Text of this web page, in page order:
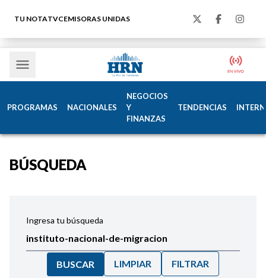
TU NOTATVCEMISORAS UNIDAS
PROGRAMAS NACIONALES
NEGOCIOS
Y
FINANZAS
TENDENCIAS
BÚSQUEDA
Ingresa tu búsqueda
BUSCAR LIMPIAR FILTRAR